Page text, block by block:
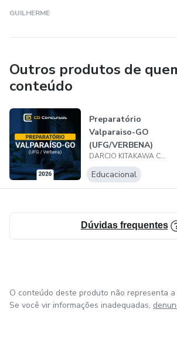
GUILHERME
Outros produtos de
conteúdo
Preparatório
Valparaiso-GO
(UFG/VERBENA)
2026
DARCIO KITAKAWA CURSOS
Educacional
Dúvidas frequentes
O conteúdo deste produto não representa
Se você vir informações inadequadas,